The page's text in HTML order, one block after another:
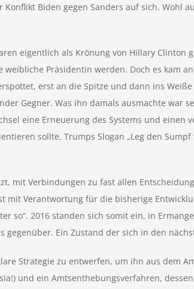
Biden gegen Sanders auf sich. Wohl
eigentlich als Krönung von Hillary Clinton
Präsidentin werden. Doch es kam
erst an die Spitze und dann ins
Gegner. Was ihn damals ausmachte war
eine Erneuerung des Systems und einen
sollte. Trumps Slogan „Leg den
mit Verbindungen zu fast allen
Verantwortung für die bisherige
so“. 2016 standen sich somit ein, in
Ein Zustand der sich in den
Strategie zu entwerfen, um ihn aus dem
und ein Amtsenthebungsverfahren,